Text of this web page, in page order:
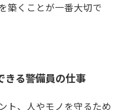
築くことが一番大切で
きる警備員の仕事
ト、人やモノを守るため